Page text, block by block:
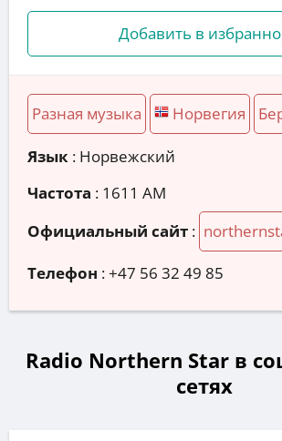
Добавить в
Разная музыка Норвегия
Язык : Норвежский
Частота : 1611 AM
Официальный сайт :
Телефон :+47 56 32 49 85
Radio Northern Star в
сетях